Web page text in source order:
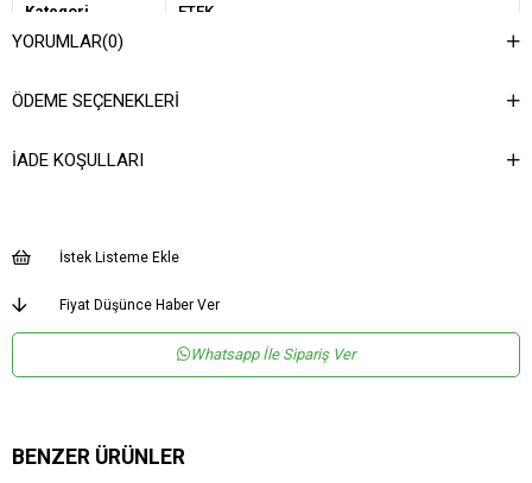
Kategori ETEK
Ürün Detayı
Astarsız
YORUMLAR(0)
ÖDEME SEÇENEKLERI
İADE KOŞULLARI
İstek Listeme Ekle
Fiyat Düşünce Haber Ver
Whatsapp İle Sipariş Ver
BENZER ÜRÜNLER